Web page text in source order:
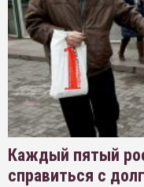
Каждый пятый
справиться с